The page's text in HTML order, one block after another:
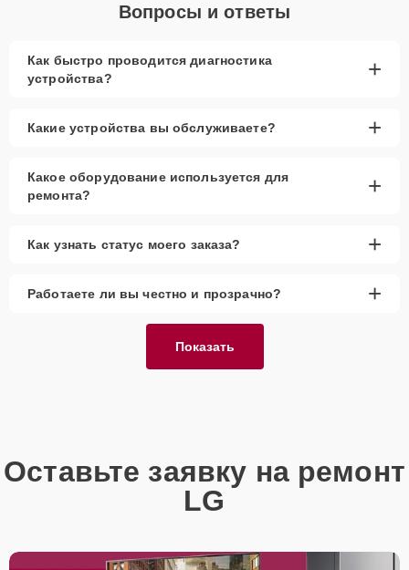
Вопросы и ответы
Как быстро проводится диагностика
устройства?
+
Какие устройства вы обслуживаете? +
Какое оборудование используется для
ремонта?
+
Как узнать статус моего заказа? +
Работаете ли вы честно и прозрачно? +
Показать
Оставьте заявку на ремонт
LG